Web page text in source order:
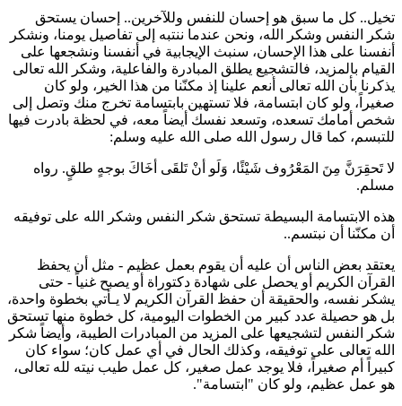
تخيل.. كل ما سبق هو إحسان للنفس وللآخرين.. إحسان يستحق
شكر النفس وشكر الله، ونحن عندما ننتبه إلى تفاصيل يومنا، ونشكر
أنفسنا على هذا الإحسان، سنبث الإيجابية في أنفسنا ونشجعها على
القيام بالمزيد، فالتشجيع يطلق المبادرة والفاعلية، وشكر الله تعالى
يذكرنا بأن الله تعالى أنعم علينا إذ مكنّنا من هذا الخير، ولو كان
صغيراً، ولو كان ابتسامة، فلا تستهين بابتسامة تخرج منك وتصل إلى
شخص أمامك تسعده، وتسعد نفسك أيضاً معه، في لحظة بادرت فيها
للتبسم، كما قال رسول الله صلى الله عليه وسلم:
لا تَحقِرَنَّ مِنَ المَعْرُوف شَيْئًا، وَلَو أنْ تَلقَى أخَاكَ بوجهٍ طلقٍ. رواه
مسلم.
هذه الابتسامة البسيطة تستحق شكر النفس وشكر الله على توفيقه
أن مكنّنا أن نبتسم..
يعتقد بعض الناس أن عليه أن يقوم بعمل عظيم - مثل أن يحفظ
القرآن الكريم أو يحصل على شهادة دكتوراة أو يصبح غنياً - حتى
يشكر نفسه، والحقيقة أن حفظ القرآن الكريم لا يـأتي بخطوة واحدة،
بل هو حصيلة عدد كبير من الخطوات اليومية، كل خطوة منها تستحق
شكر النفس لتشجيعها على المزيد من المبادرات الطيبة، وأيضاً شكر
الله تعالى على توفيقه، وكذلك الحال في أي عمل كان؛ سواء كان
كبيراً أم صغيراً، فلا يوجد عمل صغير، كل عمل طيب نيته لله تعالى،
هو عمل عظيم، ولو كان "ابتسامة".